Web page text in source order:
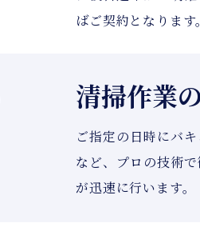
ばご契約となります。
清掃作業
ご指定の日時にバ
など、プロの技術
が迅速に行います。